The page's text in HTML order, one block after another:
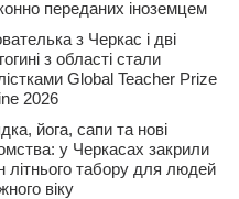
переданих іноземцем
з Черкас і дві
з області стали
Global Teacher Prize
2026
йога, сапи та нові
у Черкасах закрили
літнього табору для людей
віку